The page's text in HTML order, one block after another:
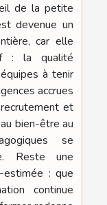
de la petite
devenue un
car elle
: la qualité
à tenir
accrues
et
bien-être au
se
Reste une
estimée : que
continue